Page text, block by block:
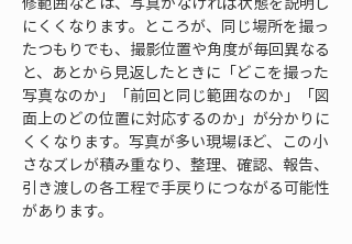
にくくなります。ところが、同じ場所を撮っ
たつもりでも、撮影位置や角度が毎回異なる
と、あとから見返したときに「どこを撮った
写真なのか」「前回と同じ範囲なのか」「図
面上のどの位置に対応するのか」が分かりに
くくなります。写真が多い現場ほど、この小
さなズレが積み重なり、整理、確認、報告、
引き渡しの各工程で手戻りにつながる可能性
があります。